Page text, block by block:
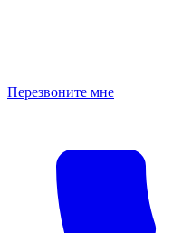
Перезвоните мне